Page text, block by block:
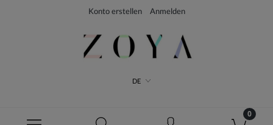
Konto erstellen Anmelden
DE